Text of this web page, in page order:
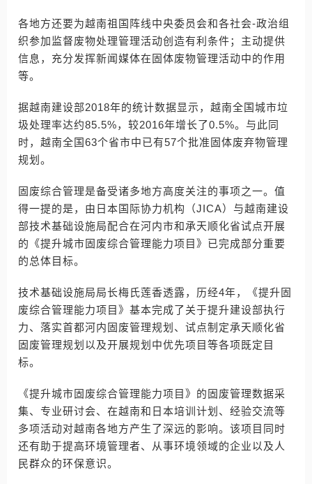
各地方还要为越南祖国阵线中央委员会和各社会-政治组
织参加监督废物处理管理活动创造有利条件；主动提供
信息，充分发挥新闻媒体在固体废物管理活动中的作用
等。
据越南建设部2018年的统计数据显示，越南全国城市垃
圾处理率达约85.5%，较2016年增长了0.5%。与此同
时，越南全国63个省市中已有57个批准固体废弃物管理
规划。
固废综合管理是备受诸多地方高度关注的事项之一。值
得一提的是，由日本国际协力机构（JICA）与越南建设
部技术基础设施局配合在河内市和承天顺化省试点开展
的《提升城市固废综合管理能力项目》已完成部分重要
的总体目标。
技术基础设施局局长梅氏莲香透露，历经4年，《提升固
废综合管理能力项目》基本完成了关于提升建设部执行
力、落实首都河内固废管理规划、试点制定承天顺化省
固废管理规划以及开展规划中优先项目等各项既定目
标。
《提升城市固废综合管理能力项目》的固废管理数据采
集、专业研讨会、在越南和日本培训计划、经验交流等
多项活动对越南各地方产生了深远的影响。该项目同时
还有助于提高环境管理者、从事环境领域的企业以及人
民群众的环保意识。